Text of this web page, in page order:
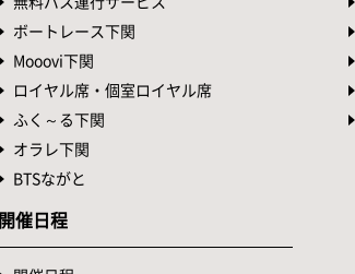
ボートレース下関
Mooovi下関
ロイヤル席・個室ロイヤル席
ふく～る下関
オラレ下関
BTSながと
開催日程